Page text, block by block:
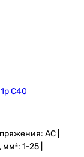
C40
AC |
1-25 |